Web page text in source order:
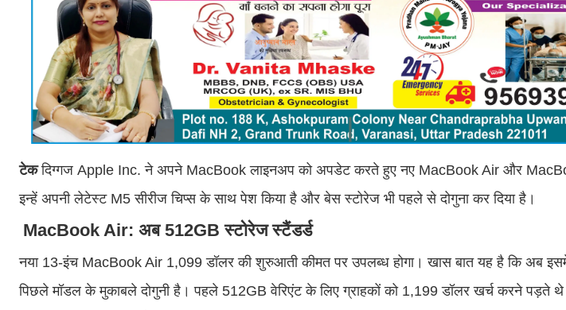
टेकदिग्गज Apple Inc. ने अपने MacBook लाइनअप को अपडेट करते हुए नए MacBook Air और
इन्हें अपनी लेटेस्ट M5 सीरीज चिप्स के साथ पेश किया है और बेस स्टोरेज भी पहले से दोगुना कर दिया है।
MacBook Air: अब 512GB स्टोरेज स्टैंडर्ड
नया 13-इंच MacBook Air 1,099 डॉलर की शुरुआती कीमत पर उपलब्ध होगा। खास बात यह है कि अब
पिछले मॉडल के मुकाबले दोगुनी है। पहले 512GB वेरिएंट के लिए ग्राहकों को 1,199 डॉलर खर्च करने पड़ते